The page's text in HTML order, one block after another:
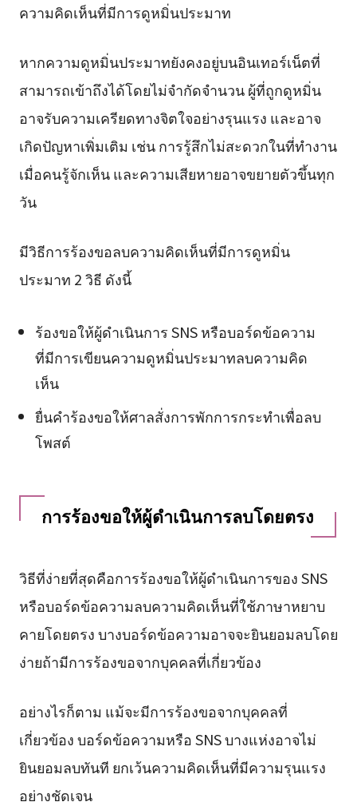
ความคิดเห็นที่มีการดูหมิ่นประมาท
หากความดูหมิ่นประมาทยังคงอยู่บนอินเทอร์เน็ตที่
สามารถเข้าถึงได้โดยไม่จำกัดจำนวน ผู้ที่ถูกดูหมิ่น
อาจรับความเครียดทางจิตใจอย่างรุนแรง และอาจ
เกิดปัญหาเพิ่มเติม เช่น การรู้สึกไม่สะดวกในที่ทำงาน
เมื่อคนรู้จักเห็น และความเสียหายอาจขยายตัวขึ้นทุก
วัน
มีวิธีการร้องขอลบความคิดเห็นที่มีการดูหมิ่น
ประมาท 2 วิธี ดังนี้
ร้องขอให้ผู้ดำเนินการ SNS หรือบอร์ดข้อความ
ที่มีการเขียนความดูหมิ่นประมาทลบความคิด
เห็น
ยื่นคำร้องขอให้ศาลสั่งการพักการกระทำเพื่อลบ
โพสต์
การร้องขอให้ผู้ดำเนินการลบโดยตรง
วิธีที่ง่ายที่สุดคือการร้องขอให้ผู้ดำเนินการของ SNS
หรือบอร์ดข้อความลบความคิดเห็นที่ใช้ภาษาหยาบ
คายโดยตรง บางบอร์ดข้อความอาจจะยินยอมลบโดย
ง่ายถ้ามีการร้องขอจากบุคคลที่เกี่ยวข้อง
อย่างไรก็ตาม แม้จะมีการร้องขอจากบุคคลที่
เกี่ยวข้อง บอร์ดข้อความหรือ SNS บางแห่งอาจไม่
ยินยอมลบทันที ยกเว้นความคิดเห็นที่มีความรุนแรง
อย่างชัดเจน